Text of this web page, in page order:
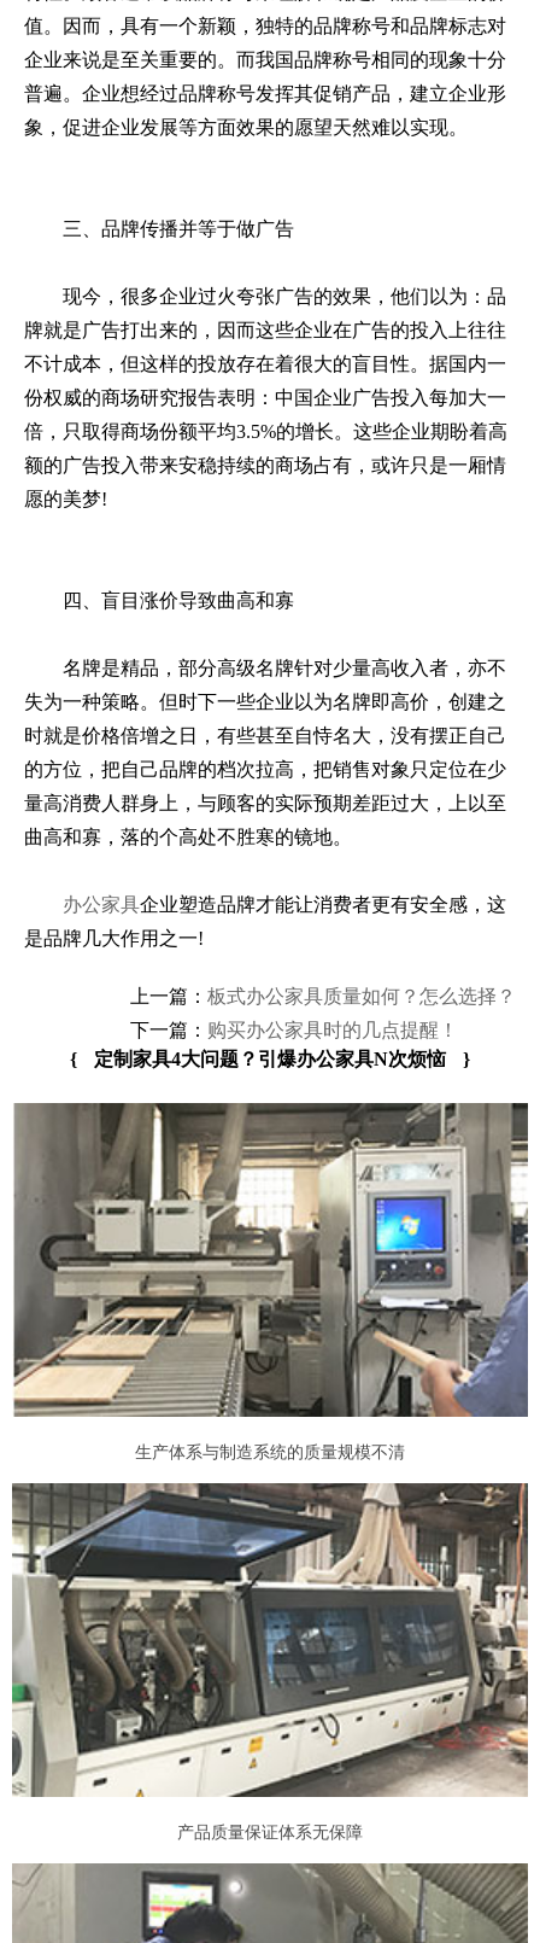
值。因而，具有一个新颖，独特的品牌称号和品牌标志对
企业来说是至关重要的。而我国品牌称号相同的现象十分
普遍。企业想经过品牌称号发挥其促销产品，建立企业形
象，促进企业发展等方面效果的愿望天然难以实现。
三、品牌传播并等于做广告
现今，很多企业过火夸张广告的效果，他们以为：品
牌就是广告打出来的，因而这些企业在广告的投入上往往
不计成本，但这样的投放存在着很大的盲目性。据国内一
份权威的商场研究报告表明：中国企业广告投入每加大一
倍，只取得商场份额平均3.5%的增长。这些企业期盼着高
额的广告投入带来安稳持续的商场占有，或许只是一厢情
愿的美梦!
四、盲目涨价导致曲高和寡
名牌是精品，部分高级名牌针对少量高收入者，亦不
失为一种策略。但时下一些企业以为名牌即高价，创建之
时就是价格倍增之日，有些甚至自恃名大，没有摆正自己
的方位，把自己品牌的档次拉高，把销售对象只定位在少
量高消费人群身上，与顾客的实际预期差距过大，上以至
曲高和寡，落的个高处不胜寒的镜地。
办公家具企业塑造品牌才能让消费者更有安全感，这
是品牌几大作用之一!
上一篇： 板式办公家具质量如何？怎么选择？
下一篇： 购买办公家具时的几点提醒！
{
定制家具4大问题？引爆办公家具N次烦恼 }
生产体系与制造系统的质量规模不清
产品质量保证体系无保障